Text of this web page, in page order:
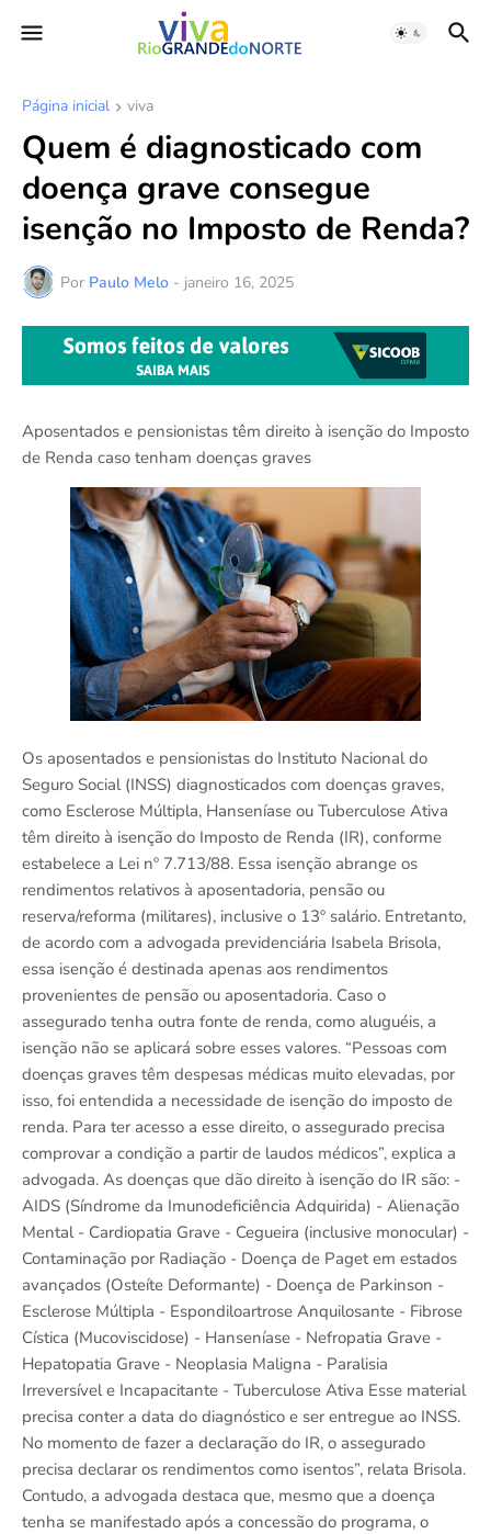
Página inicial viva
Quem é diagnosticado com
doença grave consegue
isenção no Imposto de Renda?
Por Paulo Melo - janeiro 16, 2025
Aposentados e pensionistas têm direito à isenção do Imposto
de Renda caso tenham doenças graves
Os aposentados e pensionistas do Instituto Nacional do
Seguro Social (INSS) diagnosticados com doenças graves,
como Esclerose Múltipla, Hanseníase ou Tuberculose Ativa
têm direito à isenção do Imposto de Renda (IR), conforme
estabelece a Lei nº 7.713/88. Essa isenção abrange os
rendimentos relativos à aposentadoria, pensão ou
reserva/reforma (militares), inclusive o 13º salário. Entretanto,
de acordo com a advogada previdenciária Isabela Brisola,
essa isenção é destinada apenas aos rendimentos
provenientes de pensão ou aposentadoria. Caso o
assegurado tenha outra fonte de renda, como aluguéis, a
isenção não se aplicará sobre esses valores. “Pessoas com
doenças graves têm despesas médicas muito elevadas, por
isso, foi entendida a necessidade de isenção do imposto de
renda. Para ter acesso a esse direito, o assegurado precisa
comprovar a condição a partir de laudos médicos”, explica a
advogada. As doenças que dão direito à isenção do IR são: -
AIDS (Síndrome da Imunodeficiência Adquirida) - Alienação
Mental - Cardiopatia Grave - Cegueira (inclusive monocular) -
Contaminação por Radiação - Doença de Paget em estados
avançados (Osteíte Deformante) - Doença de Parkinson -
Esclerose Múltipla - Espondiloartrose Anquilosante - Fibrose
Cística (Mucoviscidose) - Hanseníase - Nefropatia Grave -
Hepatopatia Grave - Neoplasia Maligna - Paralisia
Irreversível e Incapacitante - Tuberculose Ativa Esse material
precisa conter a data do diagnóstico e ser entregue ao INSS.
No momento de fazer a declaração do IR, o assegurado
precisa declarar os rendimentos como isentos”, relata Brisola.
Contudo, a advogada destaca que, mesmo que a doença
tenha se manifestado após a concessão do programa, o